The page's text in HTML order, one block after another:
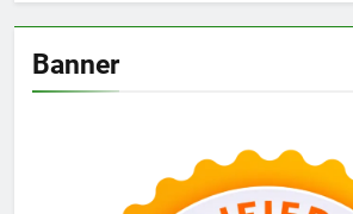
Banner